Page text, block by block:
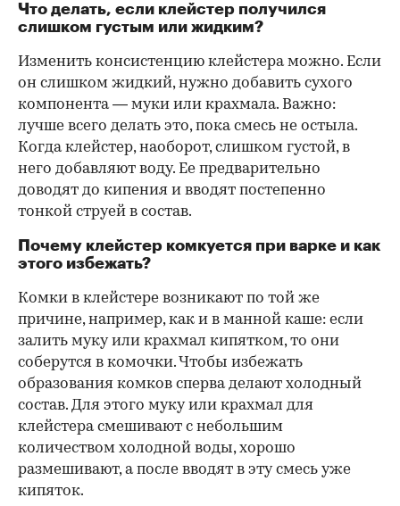
Что делать, если клейстер получился
слишком густым или жидким?
Изменить консистенцию клейстера можно. Если
он слишком жидкий, нужно добавить сухого
компонента — муки или крахмала. Важно:
лучше всего делать это, пока смесь не остыла.
Когда клейстер, наоборот, слишком густой, в
него добавляют воду. Ее предварительно
доводят до кипения и вводят постепенно
тонкой струей в состав.
Почему клейстер комкуется при варке и как
этого избежать?
Комки в клейстере возникают по той же
причине, например, как и в манной каше: если
залить муку или крахмал кипятком, то они
соберутся в комочки. Чтобы избежать
образования комков сперва делают холодный
состав. Для этого муку или крахмал для
клейстера смешивают с небольшим
количеством холодной воды, хорошо
размешивают, а после вводят в эту смесь уже
кипяток.